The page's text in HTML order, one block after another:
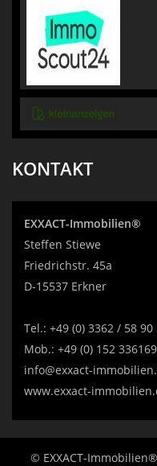
KONTAKT
EXXACT-Immobilien®
Steffen Stiewe
Friedrichstr. 45a
D-15537 Erkner
Tel.: +49 (0) 3362 / 58 90
Mob.: +49 (0) 152
info@exxact-
www.exxact-
© EXXACT-Immobilien®